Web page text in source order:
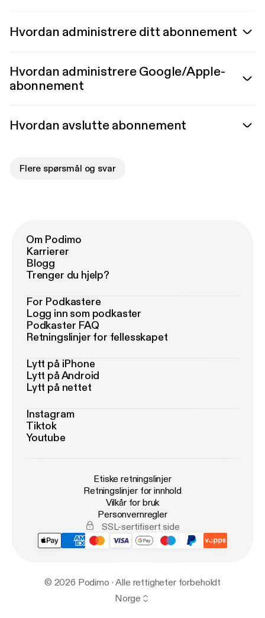
Hvordan administrere ditt abonnement
Hvordan administrere Google/Apple-
abonnement
Hvordan avslutte abonnement
Flere spørsmål og svar
Om Podimo
Karrierer
Blogg
Trenger du hjelp?
For Podkastere
Logg inn som podkaster
Podkaster FAQ
Retningslinjer for fellesskapet
Lytt på iPhone
Lytt på Android
Lytt på nettet
Instagram
Tiktok
Youtube
Etiske retningslinjer
Retningslinjer for innhold
Vilkår for bruk
Personvernregler
SSL-sertifisert side
© 2026 Podimo · Alle rettigheter forbeholdt
Norge